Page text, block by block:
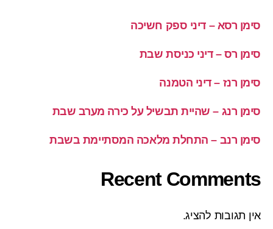
סימן רסא – דיני ספק חשיכה
סימן רס – דיני כניסת שבת
סימן רנז – דיני הטמנה
סימן רנג – שהיית תבשיל על כירה מערב שבת
סימן רנב – התחלת מלאכה המסתיימת בשבת
Recent Comments
אין תגובות להציג.